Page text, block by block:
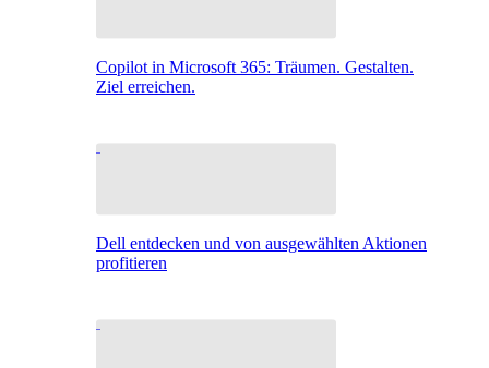
Copilot in Microsoft 365: Träumen. Gestalten.
Ziel erreichen.
Dell entdecken und von ausgewählten Aktionen
profitieren